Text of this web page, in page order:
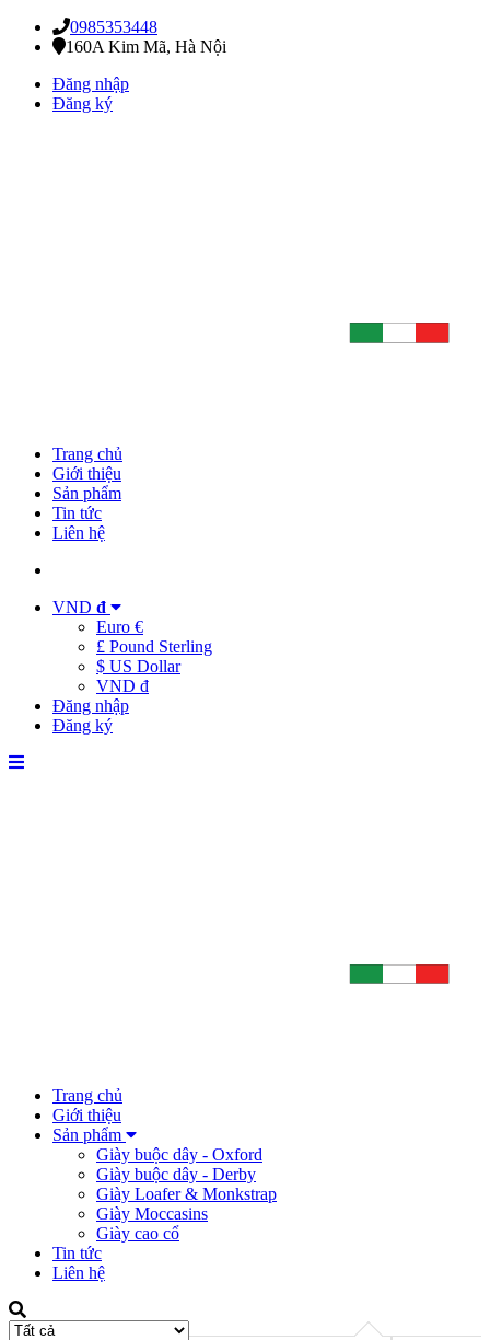
0985353448
160A Kim Mã, Hà Nội
Đăng nhập
Đăng ký
Trang chủ
Giới thiệu
Sản phẩm
Tin tức
Liên hệ
VND đ
Euro €
£ Pound Sterling
$ US Dollar
VND đ
Đăng nhập
Đăng ký
Trang chủ
Giới thiệu
Sản phẩm
Giày buộc dây - Oxford
Giày buộc dây - Derby
Giày Loafer & Monkstrap
Giày Moccasins
Giày cao cổ
Tin tức
Liên hệ